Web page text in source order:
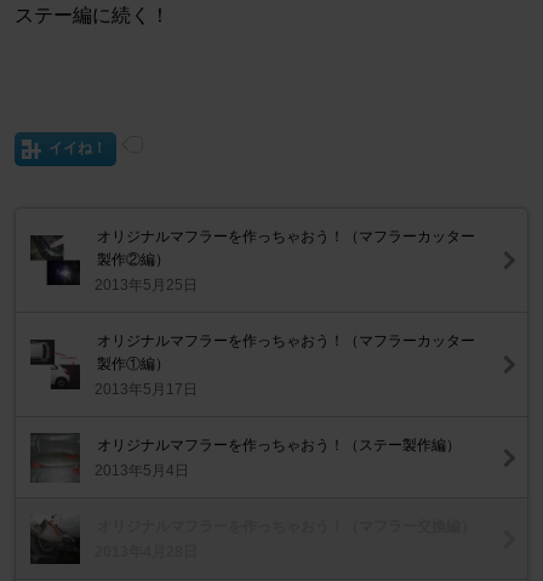
ステー編に続く！
イイね！
オリジナルマフラーを作っちゃおう！（マフラーカッター
製作②編）
2013年5月25日
オリジナルマフラーを作っちゃおう！（マフラーカッター
製作①編）
2013年5月17日
オリジナルマフラーを作っちゃおう！（ステー製作編）
2013年5月4日